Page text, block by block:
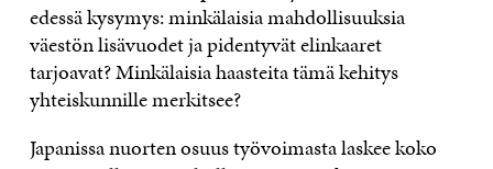
edessä kysymys: minkälaisia mahdollisuuksia
väestön lisävuodet ja pidentyvät elinkaaret
tarjoavat? Minkälaisia haasteita tämä kehitys
yhteiskunnille merkitsee?
Japanissa nuorten osuus työvoimasta laskee koko